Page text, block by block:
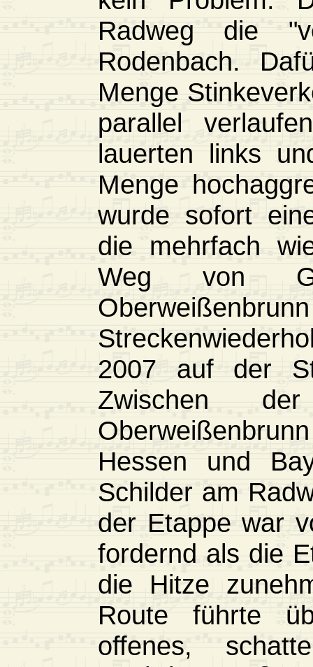
Radweg die
Rodenbach.
Menge
parallel
lauerten links
Menge
wurde sofort
die mehrfach
Weg von
2007 auf der
Zwischen
Hessen und
Schilder am
der Etappe war
fordernd als die
die Hitze
Route führte
offenes,